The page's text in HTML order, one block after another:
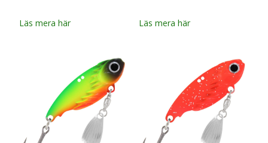
Läs mera här Läs mera här